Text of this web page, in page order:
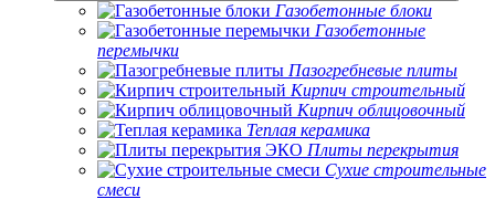
Газобетонные блоки
Газобетонные
перемычки
Пазогребневые плиты
Кирпич строительный
Кирпич облицовочный
Теплая керамика
Плиты перекрытия
Сухие строительные
смеси